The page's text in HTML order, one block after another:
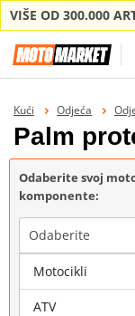
VIŠE OD 300.000
Kući Odjeća
Palm
Odaberite svoj
komponente:
Odaberite
Marka
Motocikli
ATV